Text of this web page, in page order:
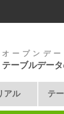
オープンデ
テーブルデー
アル テ